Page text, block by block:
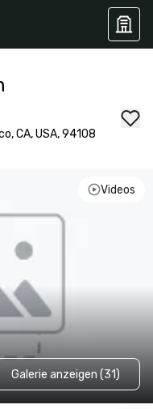
CA, USA, 94108
Videos
Galerie anzeigen (31)